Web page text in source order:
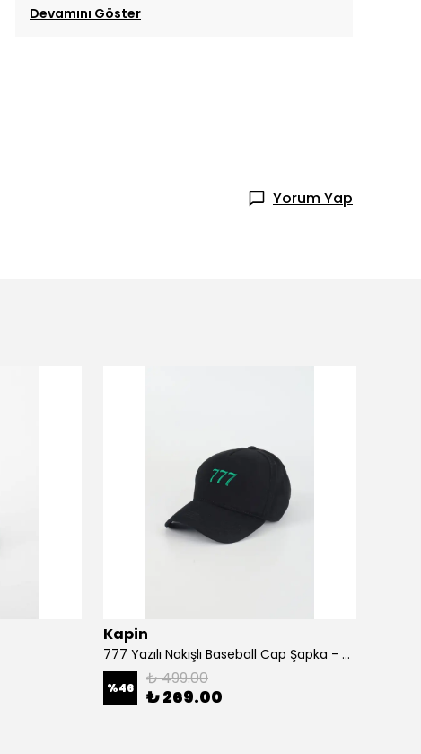
Devamını Göster
Yorum Yap
Kapin
777 Yazılı Nakışlı Baseball Cap Şapka - Siyah
%46 ₺ 499.00
₺ 269.00